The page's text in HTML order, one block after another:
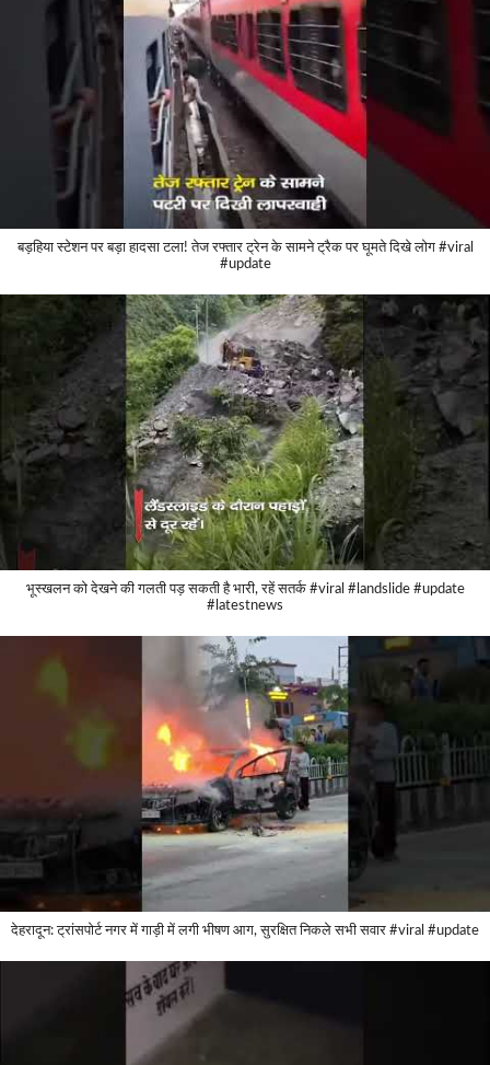
बड़हिया स्टेशन पर बड़ा हादसा टला! तेज रफ्तार ट्रेन के सामने ट्रैक पर घूमते दिखे लोग #viral
#update
भूस्खलन को देखने की गलती पड़ सकती है भारी, रहें सतर्क #viral #landslide #update
#latestnews
देहरादून: ट्रांसपोर्ट नगर में गाड़ी में लगी भीषण आग, सुरक्षित निकले सभी सवार #viral #update